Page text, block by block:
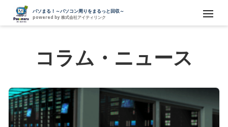
パソまる！～パソコン周りをまるっと回収～
powered by 株式会社アイティリンク
コラム・ニュース